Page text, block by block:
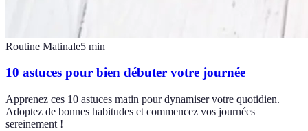
Routine Matinale5 min
10 astuces pour bien débuter votre journée
Apprenez ces 10 astuces matin pour dynamiser votre quotidien.
Adoptez de bonnes habitudes et commencez vos journées
sereinement !